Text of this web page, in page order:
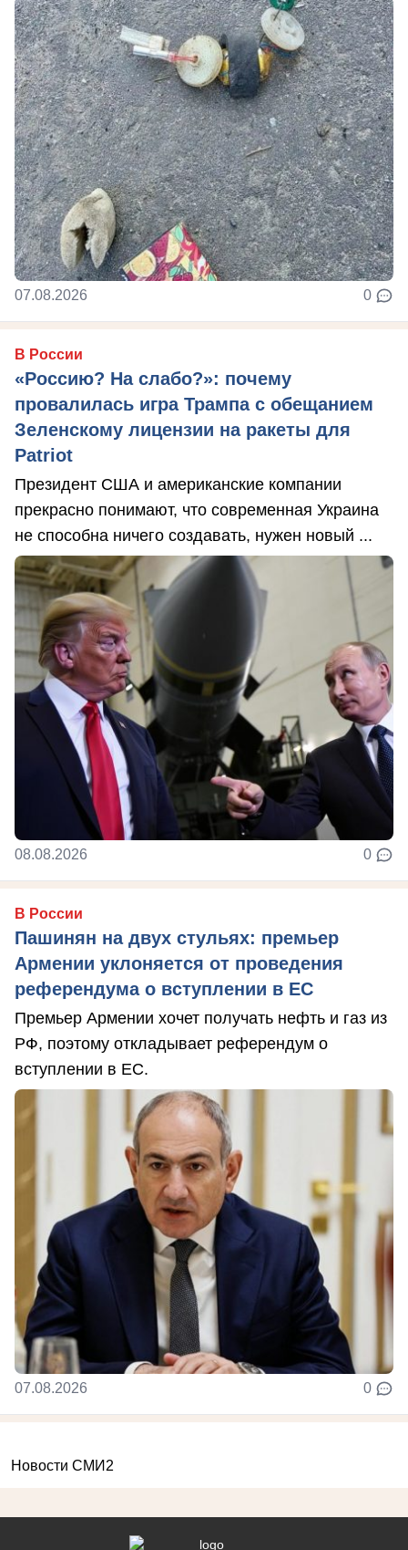
07.08.2026 0
В России
«Россию? На слабо?»: почему
провалилась игра Трампа с обещанием
Зеленскому лицензии на ракеты для
Patriot
Президент США и американские компании
прекрасно понимают, что современная Украина
не способна ничего создавать, нужен новый ...
08.08.2026 0
В России
Пашинян на двух стульях: премьер
Армении уклоняется от проведения
референдума о вступлении в ЕС
Премьер Армении хочет получать нефть и газ из
РФ, поэтому откладывает референдум о
вступлении в ЕС.
07.08.2026 0
Новости СМИ2